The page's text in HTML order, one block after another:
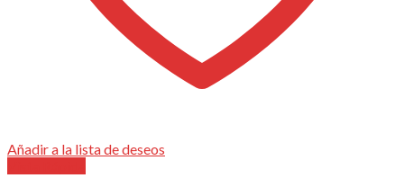
Añadir a la lista de deseos